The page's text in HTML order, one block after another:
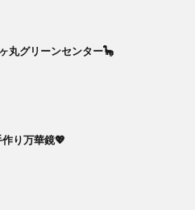
丸グリーンセンター🦕
り万華鏡💖